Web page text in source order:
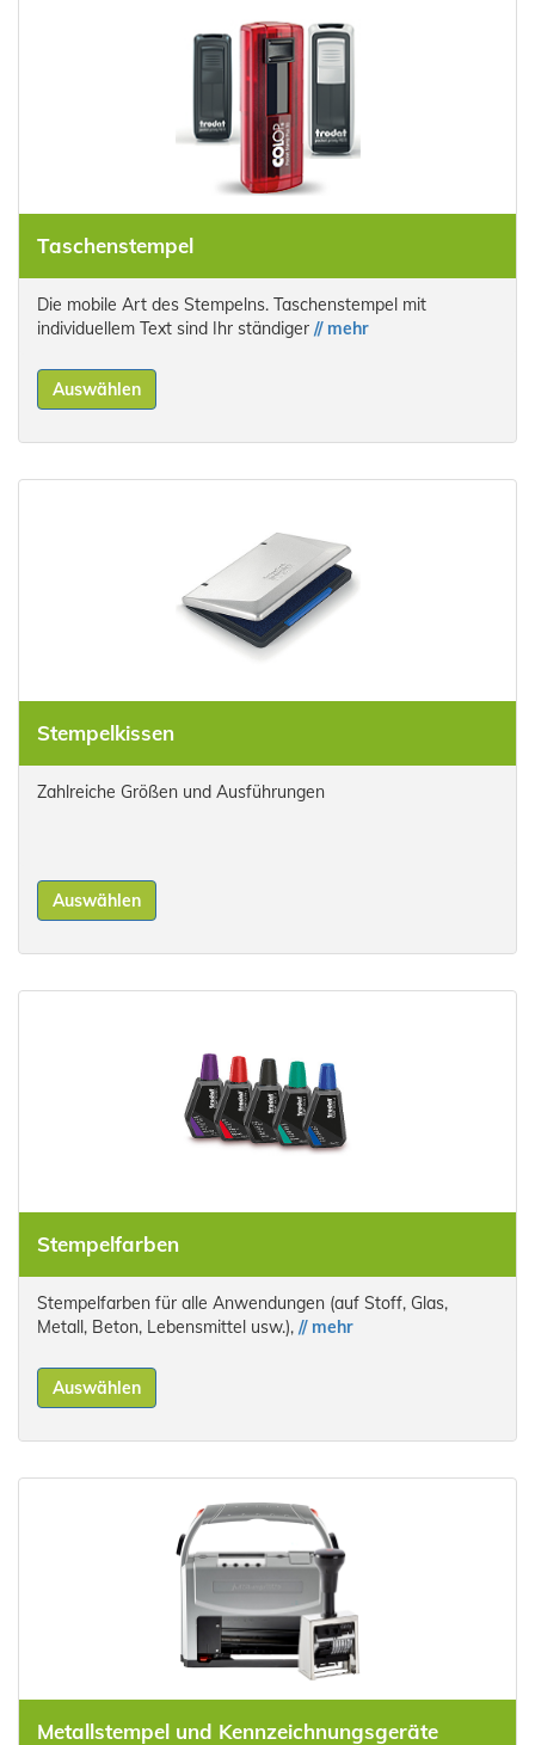
Taschenstempel
Die mobile Art des Stempelns. Taschenstempel mit
individuellem Text sind Ihr ständiger // mehr
Auswählen
Stempelkissen
Zahlreiche Größen und Ausführungen
Auswählen
Stempelfarben
Stempelfarben für alle Anwendungen (auf Stoff, Glas,
Metall, Beton, Lebensmittel usw.), // mehr
Auswählen
Metallstempel und Kennzeichnungsgeräte